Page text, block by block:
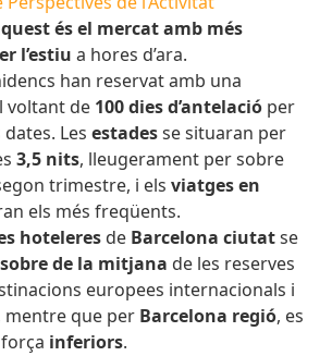
és el mercat amb més
l’estiua hores d’ara.
han reservat amb una
voltant de 100 dies d’antelació per
dates. Lesestadesse situaran per
3,5 nits, lleugerament per sobre
trimestre, i elsviatges en
els més freqüents.
hoteleres de Barcelona ciutatse
de la mitjana de les reserves
europees internacionals i
mentre que per Barcelona regió, es
inferiors.